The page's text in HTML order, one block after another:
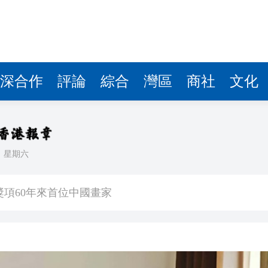
合作 評論 綜合 灣區 商社 文化
星期六
60年來首位中國畫家